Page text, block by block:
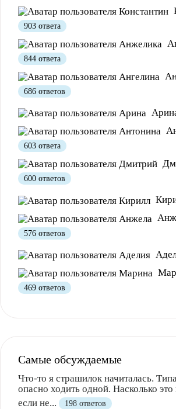
Полезно Не полезно
Полезно 12 Не очень 1
903 ответа
844 ответа
686 ответов
603 ответа
600 ответов
576 ответов
469 ответов
Самые обсуждаемые
Что-то я страшилок начиталась.
опасно ходить одной. Насколько
если не...
198 ответов